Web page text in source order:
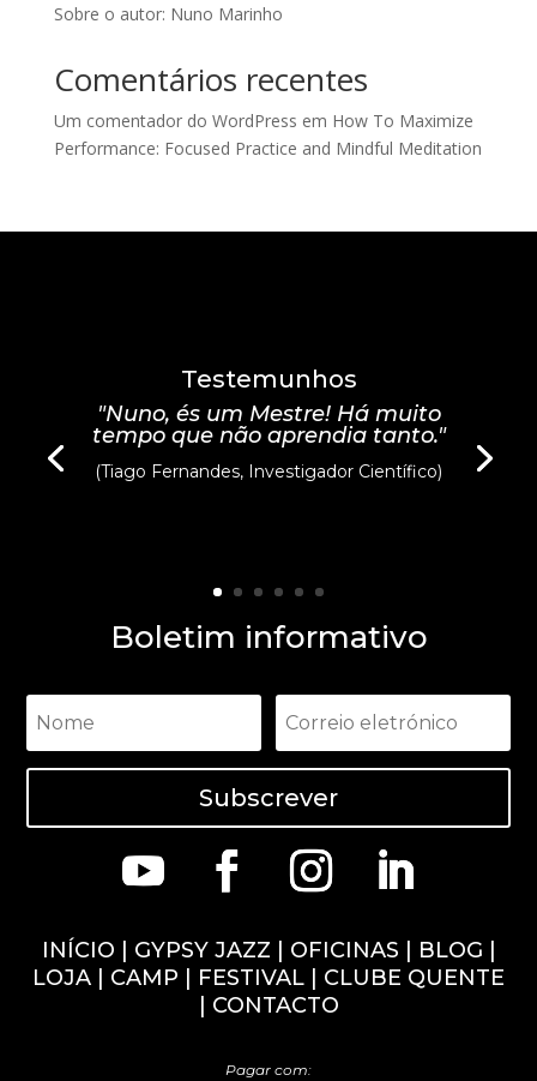
Sobre o autor: Nuno Marinho
Comentários recentes
Um comentador do WordPress em How To Maximize
Performance: Focused Practice and Mindful Meditation
Testemunhos
"Nuno, és um Mestre! Há muito
tempo que não aprendia tanto."
(Tiago Fernandes, Investigador Científico)
Boletim informativo
Subscrever
INÍCIO GYPSY JAZZ OFICINAS BLOG
LOJA
CAMP FESTIVAL
CLUBE QUENTE
CONTACTO
Pagar com: